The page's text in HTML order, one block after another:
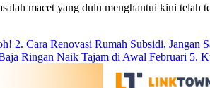
macet yang dulu menghantui kini telah
2. Cara Renovasi Rumah Subsidi, Jangan
Ringan Naik Tajam di Awal Februari 5.